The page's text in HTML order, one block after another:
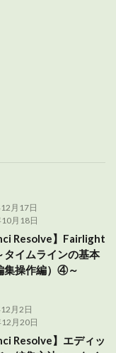
月17日
月18日
Resolve】Fairlight
タイムラインの基本
集操作編）④～
月2日
月20日
Resolve】エディッ